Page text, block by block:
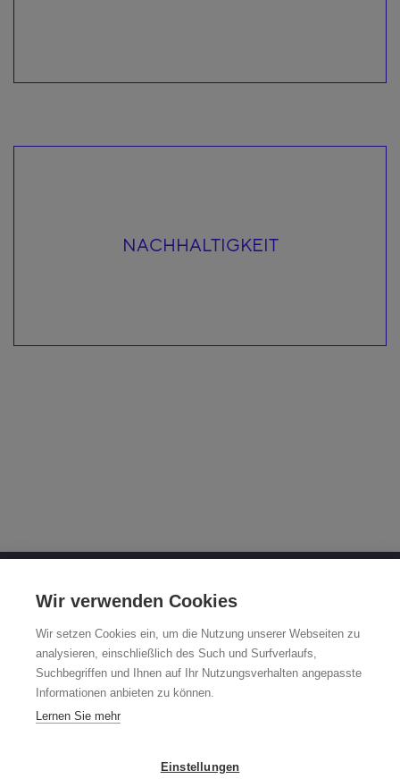
NACHHALTIGKEIT
Derschlager Straße 26
58540 Meinerzhagen
Fuchsfelgen-Hotline +49 2354 73-317
Mo - Fr 8:00 - 12:00 Uhr und 13:00 - 15:00 Uhr
Wir verwenden Cookies
Wir setzen Cookies ein, um die Nutzung unserer Webseiten zu
analysieren, einschließlich des Such und Surfverlaufs,
Suchbegriffen und Ihnen auf Ihr Nutzungsverhalten angepasste
Informationen anbieten zu können.
Lernen Sie mehr
Einstellungen